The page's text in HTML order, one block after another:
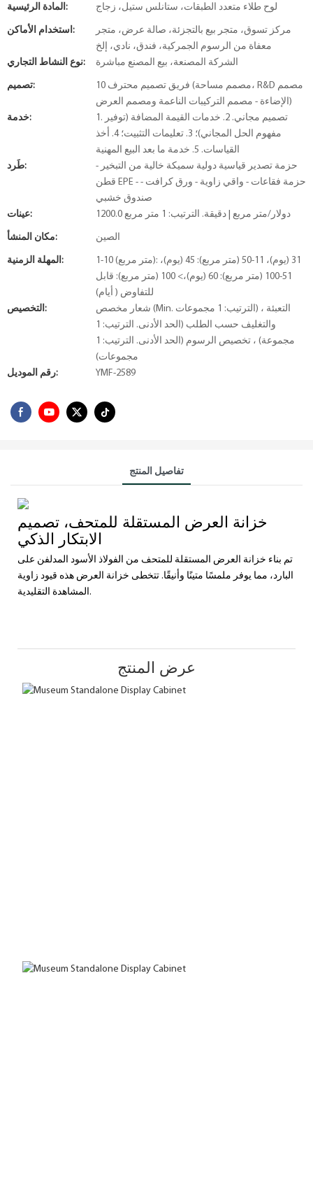
المادة الرئيسية: لوح طلاء متعدد الطبقات، ستانلس ستيل، زجاج
استخدام الأماكن:
مركز تسوق، متجر بيع بالتجزئة، صالة عرض، متجر
معفاة من الرسوم الجمركية، فندق، نادي، إلخ
نوع النشاط التجاري:
الشركة المصنعة، بيع المصنع مباشرة
تصميم:
10 فريق تصميم محترف (مصمم مساحة، R&D مصمم
الإضاءة - مصمم التركيبات الناعمة ومصمم العرض)
خدمة:
1. تصميم مجاني. 2. خدمات القيمة المضافة (توفير
مفهوم الحل المجاني)؛ 3. تعليمات التثبيت؛ 4. أخذ
القياسات. 5. خدمة ما بعد البيع المهنية
طَرد:
حزمة تصدير قياسية دولية سميكة خالية من التبخير -
قطن EPE - حزمة فقاعات - واقي زاوية - ورق كرافت -
صندوق خشبي
عينات:
1200.0 دولار/متر مربع | دقيقة. الترتيب: 1 متر مربع
مكان المنشأ: الصين
المهلة الزمنية:
1-10 (متر مربع): 31 (يوم)، 11-50 (متر مربع): 45 (يوم)،
51-100 (متر مربع): 60 (يوم)،> 100 (متر مربع): قابل
للتفاوض ( أيام)
التخصيص:
شعار مخصص (Min. الترتيب: 1 مجموعات) ، التعبئة
والتغليف حسب الطلب (الحد الأدنى. الترتيب: 1
مجموعة) ، تخصيص الرسوم (الحد الأدنى. الترتيب: 1
مجموعات)
رقم الموديل:
YMF-2589
تفاصيل المنتج
خزانة العرض المستقلة للمتحف، تصميم
الابتكار الذكي
تم بناء خزانة العرض المستقلة للمتحف من الفولاذ الأسود المدلفن على
البارد، مما يوفر ملمسًا متينًا وأنيقًا. تتخطى خزانة العرض هذه قيود زاوية
المشاهدة التقليدية.
عرض المنتج